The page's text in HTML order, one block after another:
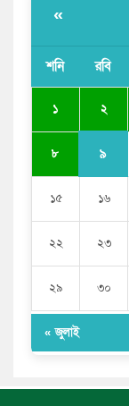
সরকার
সজীব ওয়াজেদ জয়
«
শনি রবি
১ ২
৮ ৯
১৫ ১৬
২২ ২৩
২৯ ৩০
« জুলাই